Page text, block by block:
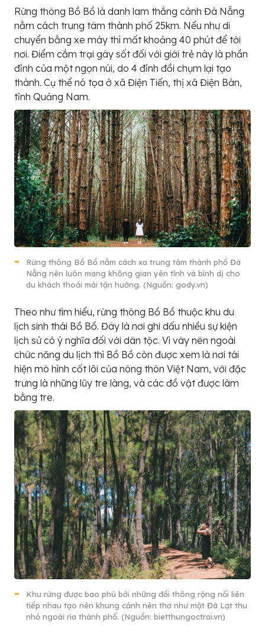
Rừng thông Bồ Bồ là danh lam thắng cảnh Đà Nẵng
nằm cách trung tâm thành phố 25km. Nếu như di
chuyển bằng xe máy thì mất khoảng 40 phút để tới
nơi. Điểm cắm trại gây sốt đối với giới trẻ này là phần
đỉnh của một ngọn núi, do 4 đỉnh đồi chụm lại tạo
thành. Cụ thể nó tọa ở xã Điện Tiến, thị xã Điện Bàn,
tỉnh Quảng Nam.
Rừng thông Bồ Bồ nằm cách xa trung tâm thành phố Đà
Nẵng nên luôn mang không gian yên tĩnh và bình dị cho
du khách thoải mái tận hưởng. (Nguồn: gody.vn)
Theo như tìm hiểu, rừng thông Bồ Bồ thuộc khu du
lịch sinh thái Bồ Bồ. Đây là nơi ghi dấu nhiều sự kiện
lịch sử có ý nghĩa đối với dân tộc. Vì vây nên ngoài
chức năng du lịch thì Bồ Bồ còn được xem là nơi tái
hiện mô hình cốt lõi của nông thôn Việt Nam, với đặc
trưng là những lũy tre làng, và các đồ vật được làm
bằng tre.
Khu rừng được bao phủ bởi những đồi thông rộng nối liên
tiếp nhau tạo nên khung cảnh nên thơ như một Đà Lạt thu
nhỏ ngoài rìa thành phố. (Nguồn: bietthungoctrai.vn)